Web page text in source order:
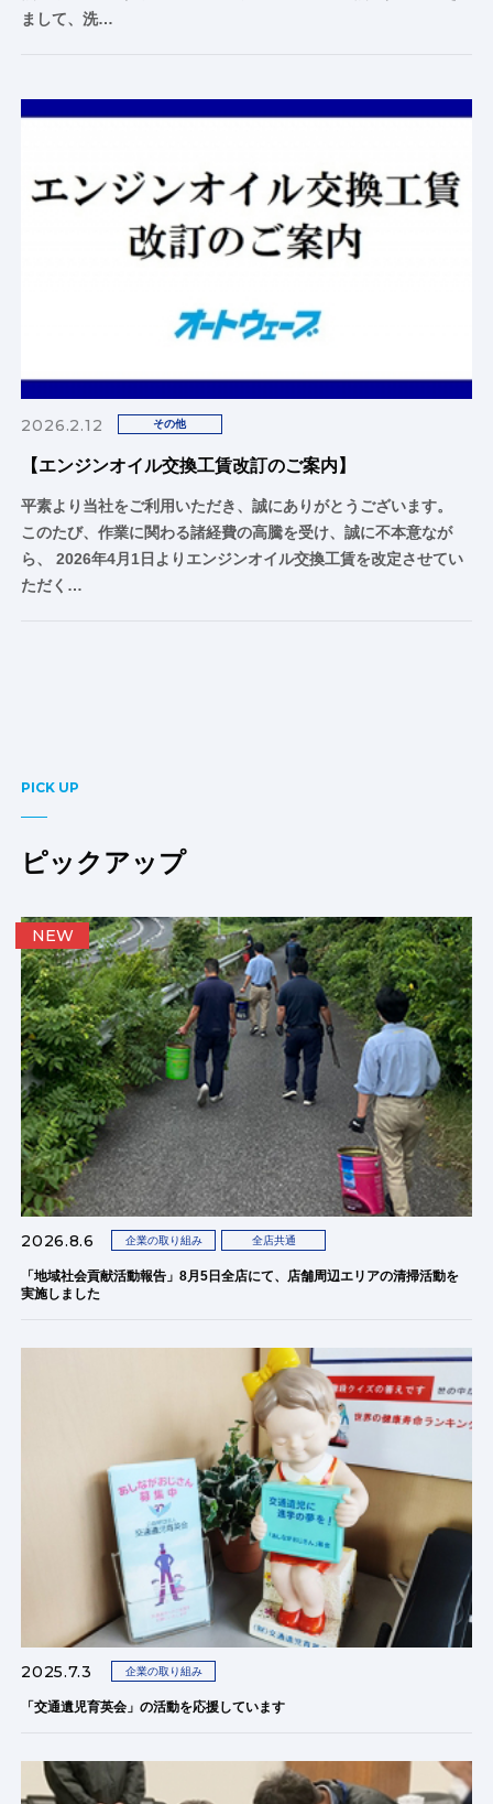
まして、洗…
2026.2.12 その他
【エンジンオイル交換工賃改訂のご案内】
平素より当社をご利用いただき、誠にありがとうございます。
このたび、作業に関わる諸経費の高騰を受け、誠に不本意なが
ら、 2026年4月1日よりエンジンオイル交換工賃を改定させてい
ただく…
PICK UP
ピックアップ
2026.8.6 企業の取り組み 全店共通
「地域社会貢献活動報告」8月5日全店にて、店舗周辺エリアの清掃活動を
実施しました
NEW
2025.7.3 企業の取り組み
「交通遺児育英会」の活動を応援しています